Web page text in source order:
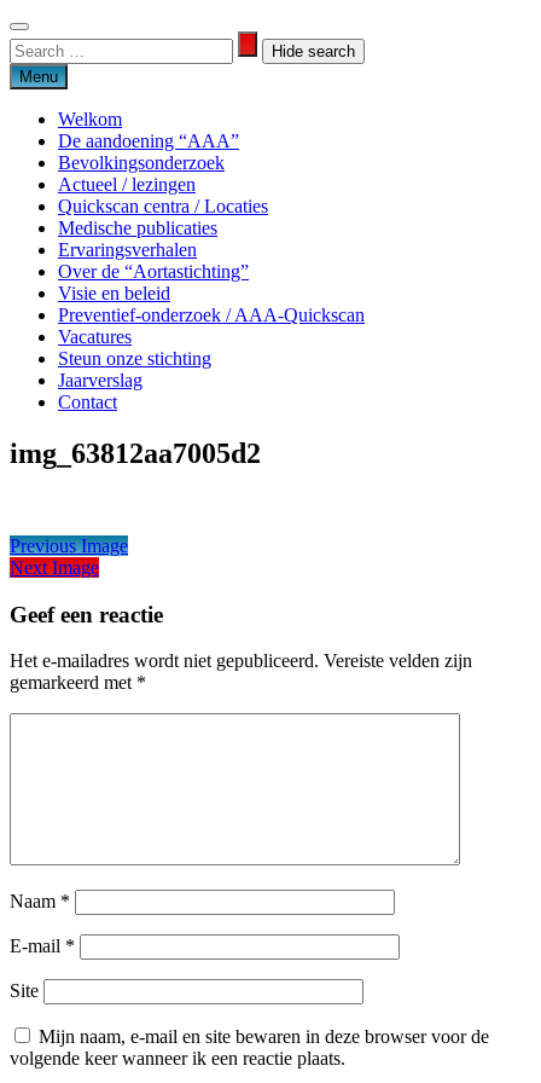
Skip
to
content
Search
for:
Search
Menu
Welkom
De aandoening “AAA”
Bevolkingsonderzoek
Actueel / lezingen
Quickscan centra / Locaties
Medische publicaties
Ervaringsverhalen
Over de “Aortastichting”
Visie en beleid
Preventief-onderzoek / AAA-Quickscan
Vacatures
Steun onze stichting
Jaarverslag
Contact
Aortastichting
img_63812aa7005d2
Previous Image
Next Image
Geef een reactie
Het e-mailadres wordt niet gepubliceerd. Vereiste velden zijn
gemarkeerd met *
Naam *
E-mail *
Site
Mijn naam, e-mail en site bewaren in deze browser voor de
volgende keer wanneer ik een reactie plaats.